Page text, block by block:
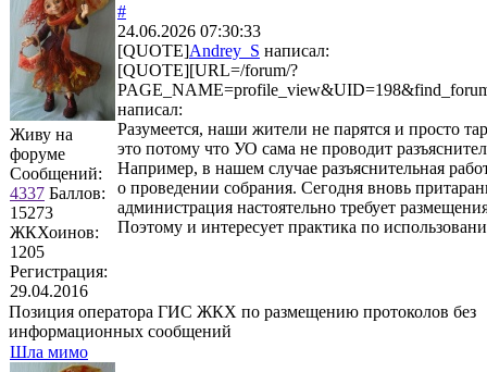
Живу на
форуме
Сообщений:
4337 Баллов:
15273
ЖКХоинов:
1205
Регистрация:
29.04.2016
#
24.06.2026 07:30:33
[QUOTE]Andrey_S написал:
[QUOTE][URL=/forum/?
написал:
Разумеется, наши жители не парятся и просто
это потому что УО сама не проводит
Например, в нашем случае разъяснительная
о проведении собрания. Сегодня вновь
администрация настоятельно требует
Поэтому и интересует практика по
Позиция оператора ГИС ЖКХ по размещению протоколов без
информационных сообщений
Шла мимо